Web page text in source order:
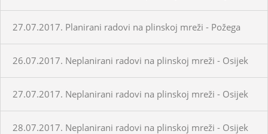
27.07.2017. Planirani radovi na plinskoj mreži - Požega
26.07.2017. Neplanirani radovi na plinskoj mreži - Osijek
27.07.2017. Neplanirani radovi na plinskoj mreži - Osijek
28.07.2017. Neplanirani radovi na plinskoj mreži - Osijek